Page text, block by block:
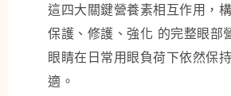
這四大關鍵營養素相互作用，
保護、修護、強化 的完整眼部
眼睛在日常用眼負荷下依然保
適。